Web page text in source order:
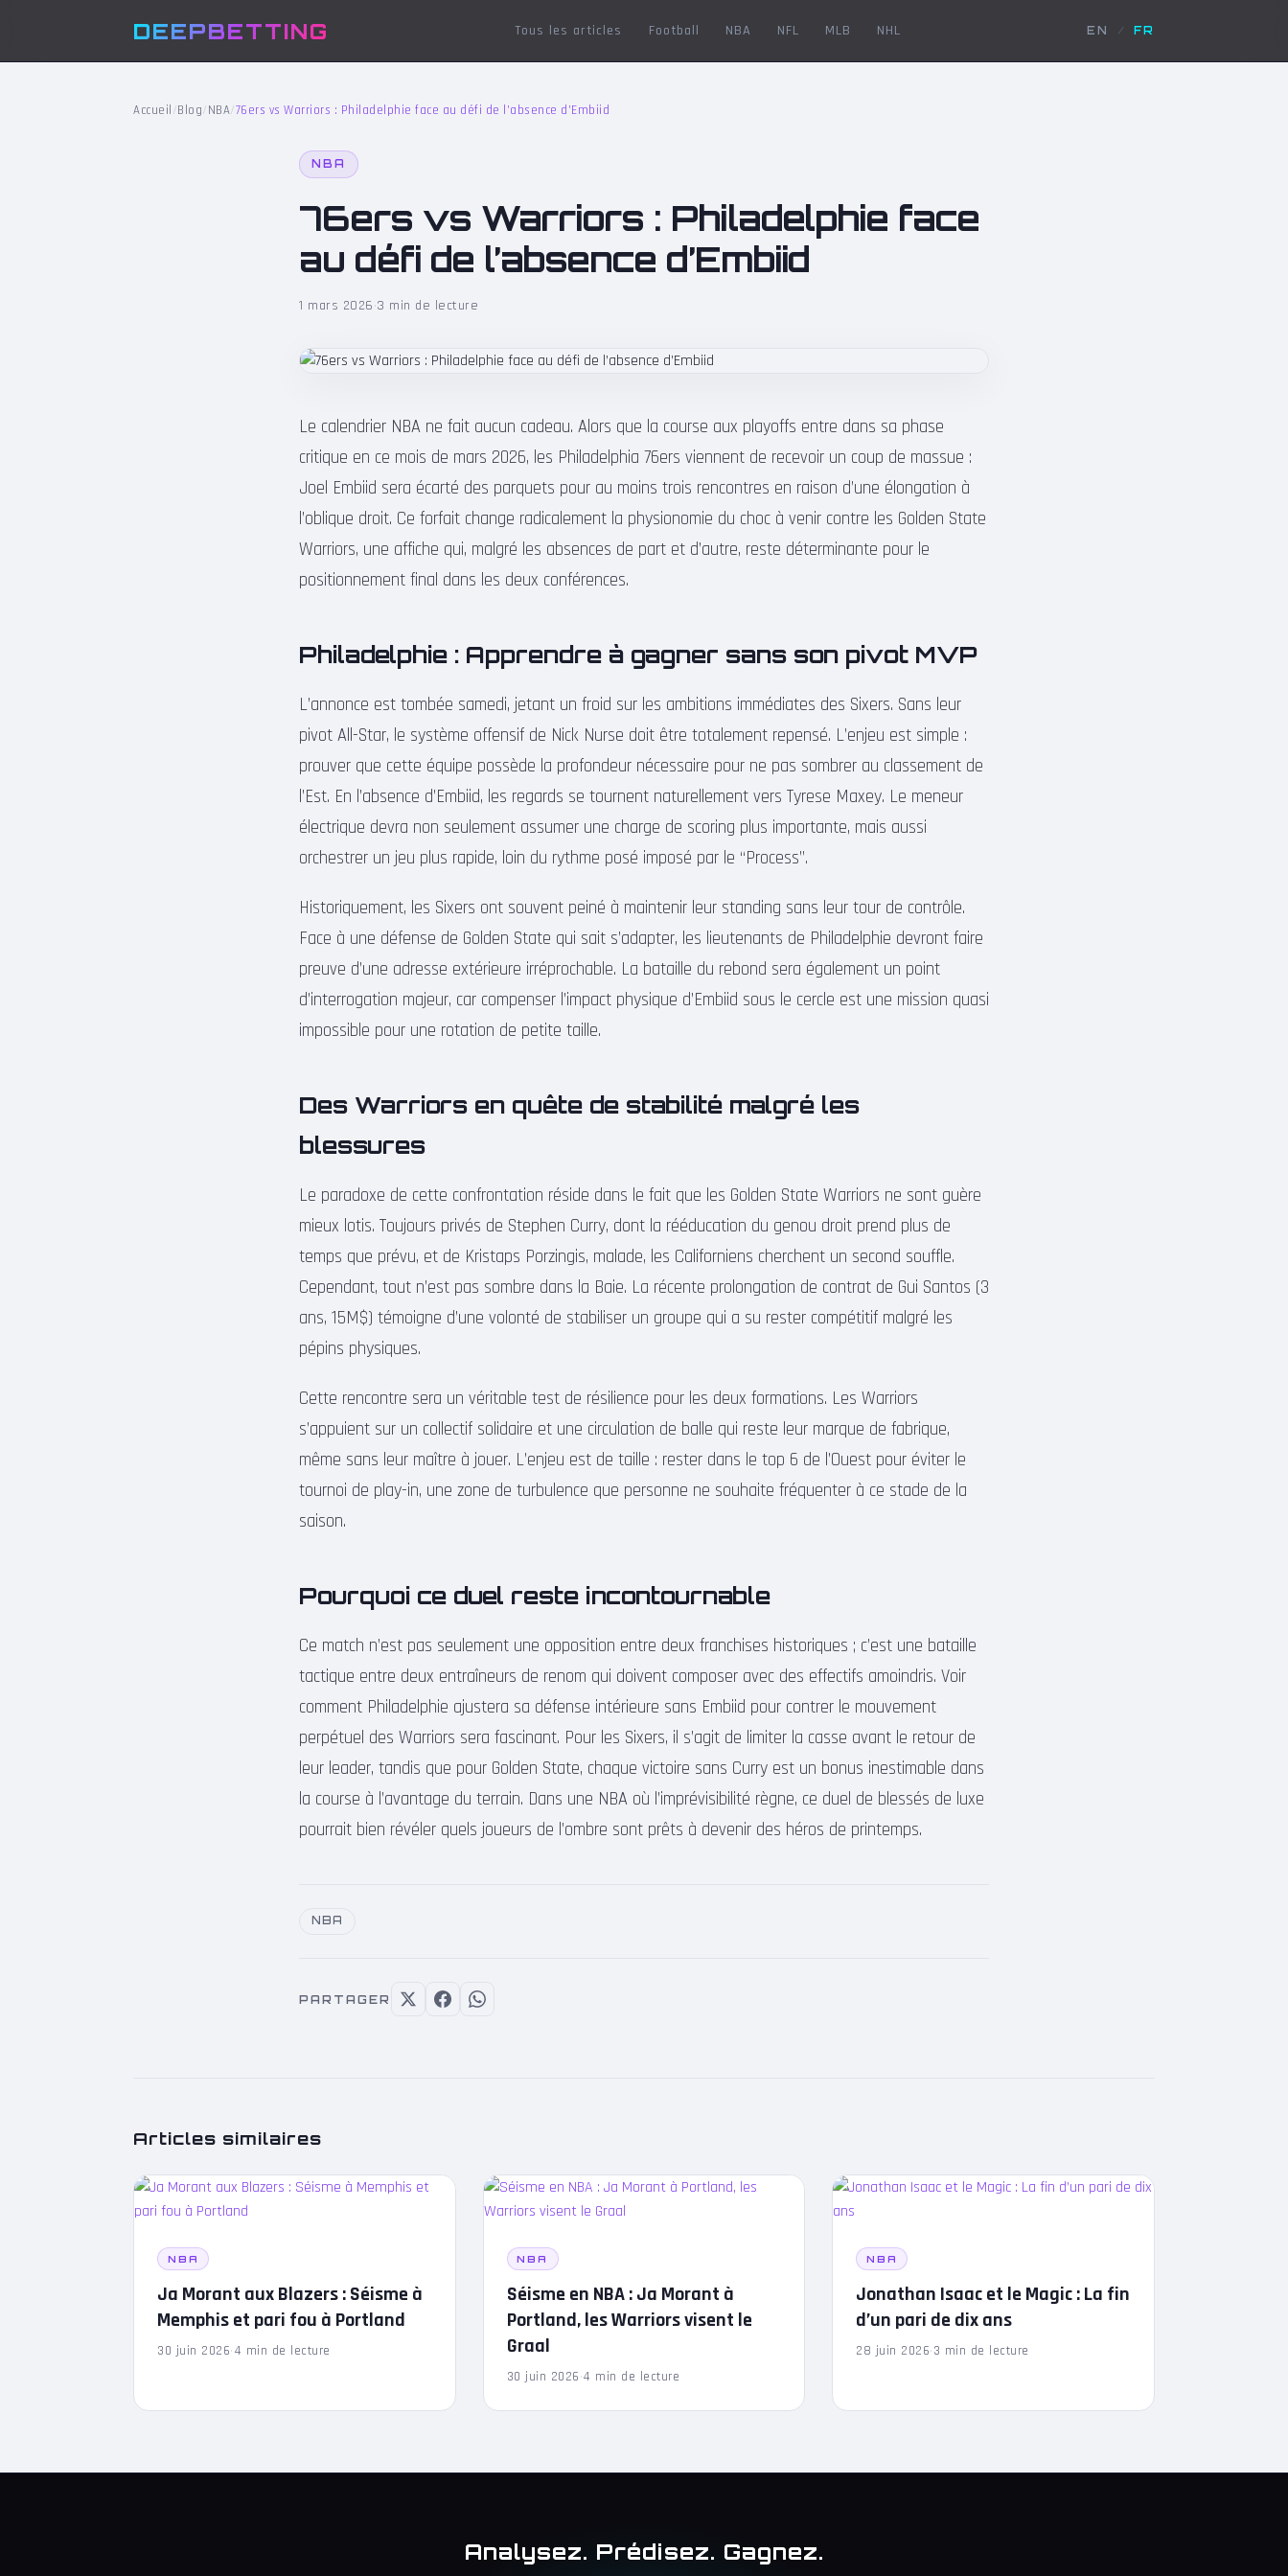
DEEPBETTING Tous les articles Football NBA NFL MLB NHL EN / FR
Accueil /Blog/NBA/76ers vs Warriors : Philadelphie face au défi de l’absence d’Embiid
NBA
76ers vs Warriors : Philadelphie face
au défi de l’absence d’Embiid
1 mars 2026·3 min de lecture
Le calendrier NBA ne fait aucun cadeau. Alors que la course aux playoffs entre dans sa phase
critique en ce mois de mars 2026, les Philadelphia 76ers viennent de recevoir un coup de massue :
Joel Embiid sera écarté des parquets pour au moins trois rencontres en raison d’une élongation à
l’oblique droit. Ce forfait change radicalement la physionomie du choc à venir contre les Golden State
Warriors, une affiche qui, malgré les absences de part et d’autre, reste déterminante pour le
positionnement final dans les deux conférences.
Philadelphie : Apprendre à gagner sans son pivot MVP
L’annonce est tombée samedi, jetant un froid sur les ambitions immédiates des Sixers. Sans leur
pivot All-Star, le système offensif de Nick Nurse doit être totalement repensé. L’enjeu est simple :
prouver que cette équipe possède la profondeur nécessaire pour ne pas sombrer au classement de
l’Est. En l’absence d’Embiid, les regards se tournent naturellement vers Tyrese Maxey. Le meneur
électrique devra non seulement assumer une charge de scoring plus importante, mais aussi
orchestrer un jeu plus rapide, loin du rythme posé imposé par le “Process”.
Historiquement, les Sixers ont souvent peiné à maintenir leur standing sans leur tour de contrôle.
Face à une défense de Golden State qui sait s’adapter, les lieutenants de Philadelphie devront faire
preuve d’une adresse extérieure irréprochable. La bataille du rebond sera également un point
d’interrogation majeur, car compenser l’impact physique d’Embiid sous le cercle est une mission quasi
impossible pour une rotation de petite taille.
Des Warriors en quête de stabilité malgré les
blessures
Le paradoxe de cette confrontation réside dans le fait que les Golden State Warriors ne sont guère
mieux lotis. Toujours privés de Stephen Curry, dont la rééducation du genou droit prend plus de
temps que prévu, et de Kristaps Porzingis, malade, les Californiens cherchent un second souffle.
Cependant, tout n’est pas sombre dans la Baie. La récente prolongation de contrat de Gui Santos (3
ans, 15M$) témoigne d’une volonté de stabiliser un groupe qui a su rester compétitif malgré les
pépins physiques.
Cette rencontre sera un véritable test de résilience pour les deux formations. Les Warriors
s’appuient sur un collectif solidaire et une circulation de balle qui reste leur marque de fabrique,
même sans leur maître à jouer. L’enjeu est de taille : rester dans le top 6 de l’Ouest pour éviter le
tournoi de play-in, une zone de turbulence que personne ne souhaite fréquenter à ce stade de la
saison.
Pourquoi ce duel reste incontournable
Ce match n’est pas seulement une opposition entre deux franchises historiques ; c’est une bataille
tactique entre deux entraîneurs de renom qui doivent composer avec des effectifs amoindris. Voir
comment Philadelphie ajustera sa défense intérieure sans Embiid pour contrer le mouvement
perpétuel des Warriors sera fascinant. Pour les Sixers, il s’agit de limiter la casse avant le retour de
leur leader, tandis que pour Golden State, chaque victoire sans Curry est un bonus inestimable dans
la course à l’avantage du terrain. Dans une NBA où l’imprévisibilité règne, ce duel de blessés de luxe
pourrait bien révéler quels joueurs de l’ombre sont prêts à devenir des héros de printemps.
NBA
PARTAGER
Articles similaires
NBA
Ja Morant aux Blazers : Séisme à
Memphis et pari fou à Portland
30 juin 2026·4 min de lecture
NBA
Séisme en NBA : Ja Morant à
Portland, les Warriors visent le
Graal
30 juin 2026·4 min de lecture
NBA
Jonathan Isaac et le Magic : La fin
d’un pari de dix ans
28 juin 2026·3 min de lecture
Analysez. Prédisez. Gagnez.